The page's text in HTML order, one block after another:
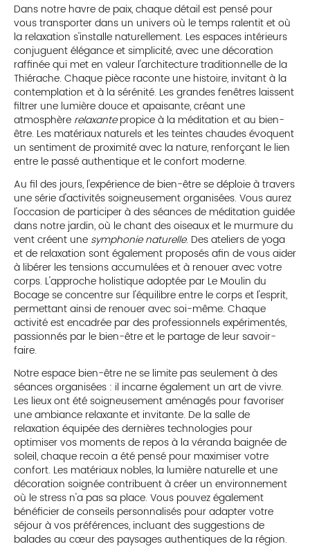
Dans notre havre de paix, chaque détail est pensé pour
vous transporter dans un univers où le temps ralentit et où
la relaxation s'installe naturellement. Les espaces intérieurs
conjuguent élégance et simplicité, avec une décoration
raffinée qui met en valeur l'architecture traditionnelle de la
Thiérache. Chaque pièce raconte une histoire, invitant à la
contemplation et à la sérénité. Les grandes fenêtres laissent
filtrer une lumière douce et apaisante, créant une
atmosphère relaxantepropice à la méditation et au bien-
être. Les matériaux naturels et les teintes chaudes évoquent
un sentiment de proximité avec la nature, renforçant le lien
entre le passé authentique et le confort moderne.
Au fil des jours, l'expérience de bien-être se déploie à travers
une série d'activités soigneusement organisées. Vous aurez
l'occasion de participer à des séances de méditation guidée
dans notre jardin, où le chant des oiseaux et le murmure du
vent créent une symphonie naturelle. Des ateliers de yoga
et de relaxation sont également proposés afin de vous aider
à libérer les tensions accumulées et à renouer avec votre
corps. L'approche holistique adoptée par Le Moulin du
Bocage se concentre sur l'équilibre entre le corps et l'esprit,
permettant ainsi de renouer avec soi-même. Chaque
activité est encadrée par des professionnels expérimentés,
passionnés par le bien-être et le partage de leur savoir-
faire.
Notre espace bien-être ne se limite pas seulement à des
séances organisées : il incarne également un art de vivre.
Les lieux ont été soigneusement aménagés pour favoriser
une ambiance relaxante et invitante. De la salle de
relaxation équipée des dernières technologies pour
optimiser vos moments de repos à la véranda baignée de
soleil, chaque recoin a été pensé pour maximiser votre
confort. Les matériaux nobles, la lumière naturelle et une
décoration soignée contribuent à créer un environnement
où le stress n'a pas sa place. Vous pouvez également
bénéficier de conseils personnalisés pour adapter votre
séjour à vos préférences, incluant des suggestions de
balades au cœur des paysages authentiques de la région.